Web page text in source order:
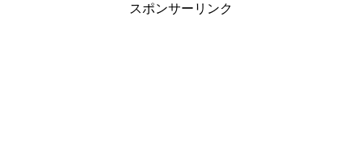
スポンサーリンク